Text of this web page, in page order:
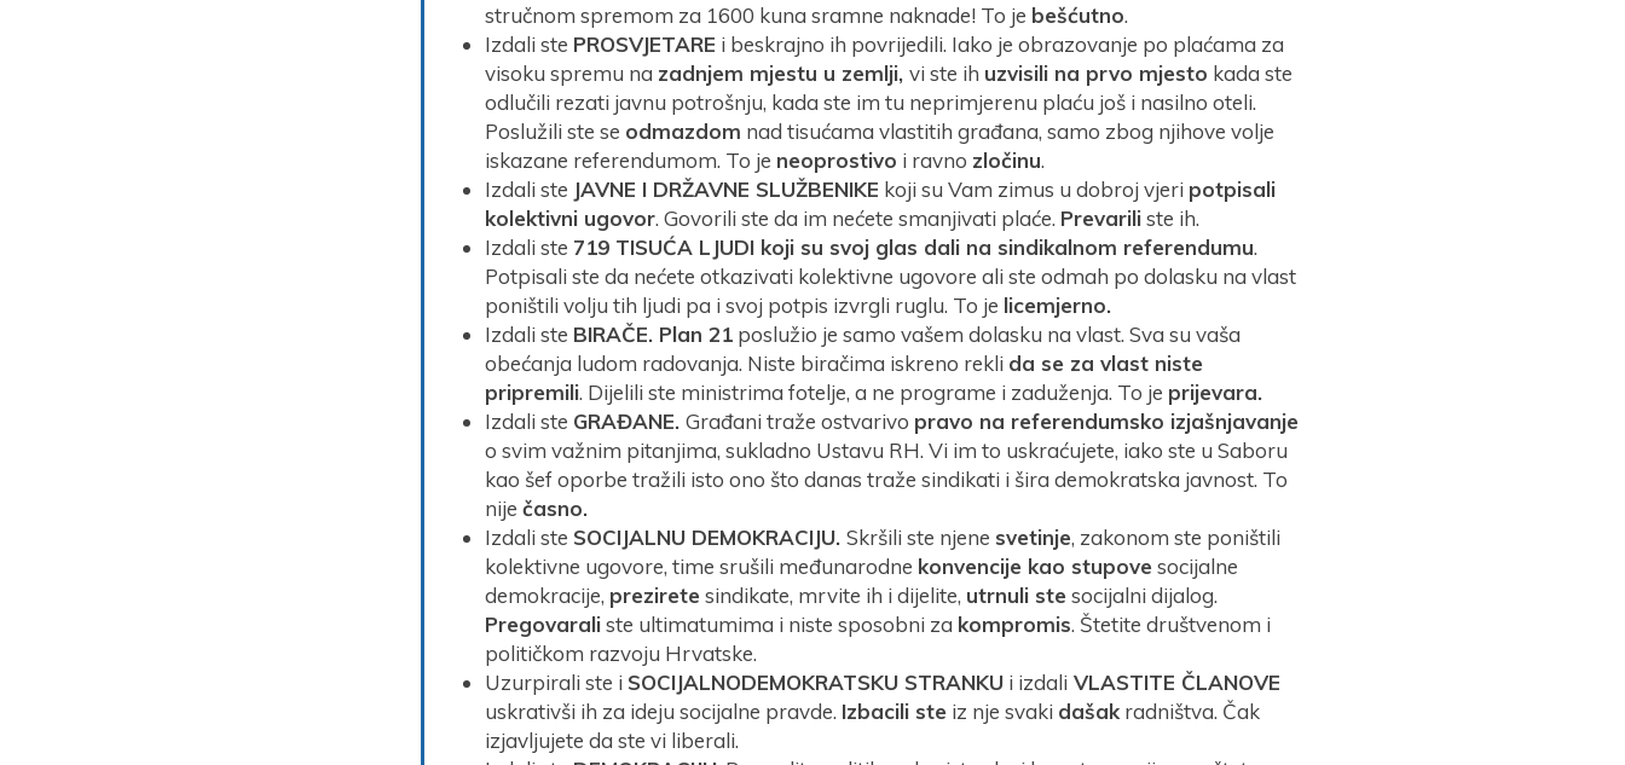
stručnom spremom za 1600 kuna sramne naknade! To je bešćutno.
Izdali ste PROSVJETARE i beskrajno ih povrijedili. Iako je obrazovanje po plaćama za
visoku spremu na zadnjem mjestu u zemlji, vi ste ih uzvisili na prvo mjesto kada ste
odlučili rezati javnu potrošnju, kada ste im tu neprimjerenu plaću još i nasilno oteli.
Poslužili ste se odmazdom nad tisućama vlastitih građana, samo zbog njihove volje
iskazane referendumom. To je neoprostivo i ravno zločinu.
Izdali ste JAVNE I DRŽAVNE SLUŽBENIKE koji su Vam zimus u dobroj vjeri potpisali
kolektivni ugovor. Govorili ste da im nećete smanjivati plaće. Prevariliste ih.
Izdali ste 719 TISUĆA LJUDI koji su svoj glas dali na sindikalnom referendumu.
Potpisali ste da nećete otkazivati kolektivne ugovore ali ste odmah po dolasku na vlast
poništili volju tih ljudi pa i svoj potpis izvrgli ruglu. To je licemjerno.
Izdali ste BIRAČE. Plan 21 poslužio je samo vašem dolasku na vlast. Sva su vaša
obećanja ludom radovanja. Niste biračima iskreno rekli da se za vlast niste
pripremili. Dijelili ste ministrima fotelje, a ne programe i zaduženja. To je prijevara.
Izdali ste GRAĐANE. Građani traže ostvarivo pravo na referendumsko izjašnjavanje
o svim važnim pitanjima, sukladno Ustavu RH. Vi im to uskraćujete, iako ste u Saboru
kao šef oporbe tražili isto ono što danas traže sindikati i šira demokratska javnost. To
nije časno.
Izdali ste SOCIJALNU DEMOKRACIJU. Skršili ste njene svetinje, zakonom ste poništili
kolektivne ugovore, time srušili međunarodne konvencije kao stupove socijalne
demokracije, prezirete sindikate, mrvite ih i dijelite, utrnuli ste socijalni dijalog.
Pregovaraliste ultimatumima i niste sposobni za kompromis. Štetite društvenom i
političkom razvoju Hrvatske.
Uzurpirali ste i SOCIJALNODEMOKRATSKU STRANKU i izdali VLASTITE ČLANOVE
uskrativši ih za ideju socijalne pravde. Izbacili ste iz nje svaki dašak radništva. Čak
izjavljujete da ste vi liberali.